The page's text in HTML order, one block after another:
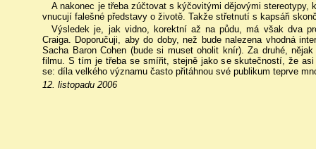
A nakonec je třeba zúčtovat s kýčovitými dějovými stereotypy,
vnucují falešné představy o životě. Takže střetnutí s kapsáři
Výsledek je, jak vidno, korektní až na půdu, má však dva
Craiga. Doporučuji, aby do doby, než bude nalezena vhodná
Sacha Baron Cohen (bude si muset oholit knír). Za druhé,
filmu. S tím je třeba se smířit, stejně jako se skutečností, že
se: díla velkého významu často přitáhnou své publikum teprve
12. listopadu 2006